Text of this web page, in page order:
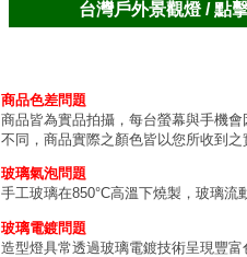
台灣戶外景觀燈 / 點
商品色差問題
商品皆為實品拍攝，每台螢幕與手機
不同，商品實際之顏色皆以您所收到之
玻璃氣泡問題
手工玻璃在850°C高溫下燒製，玻璃
玻璃電鍍問題
造型燈具常透過玻璃電鍍技術呈現豐